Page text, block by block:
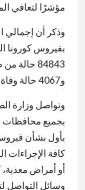
مؤشرًا لتعافي
وذكر أن إجمالي
بفيروس كورونا
و4067 حالة وفاة.
وتواصل وزارة
بجميع محافظات
بأول بشأن
كافة الإجراءات
أو أمراض
وسائل التواصل